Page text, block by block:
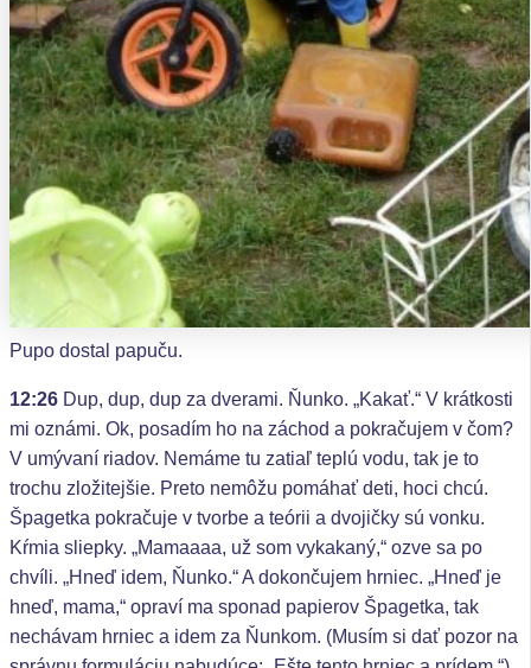
Pupo dostal papuču.
12:26 Dup, dup, dup za dverami. Ňunko. „Kakať.“ V krátkosti
mi oznámi. Ok, posadím ho na záchod a pokračujem v čom?
V umývaní riadov. Nemáme tu zatiaľ teplú vodu, tak je to
trochu zložitejšie. Preto nemôžu pomáhať deti, hoci chcú.
Špagetka pokračuje v tvorbe a teórii a dvojičky sú vonku.
Kŕmia sliepky. „Mamaaaa, už som vykakaný,“ ozve sa po
chvíli. „Hneď idem, Ňunko.“ A dokončujem hrniec. „Hneď je
hneď, mama,“ opraví ma sponad papierov Špagetka, tak
nechávam hrniec a idem za Ňunkom. (Musím si dať pozor na